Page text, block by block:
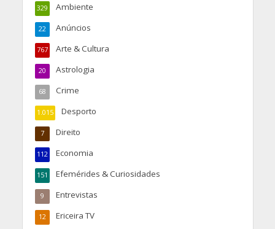
Ambiente
329
Anúncios
22
Arte & Cultura
767
Astrologia
20
Crime
68
Desporto
1.015
Direito
7
Economia
112
Efemérides & Curiosidades
151
Entrevistas
9
Ericeira TV
12